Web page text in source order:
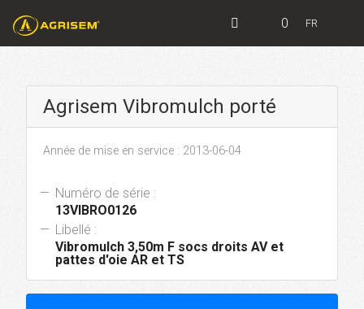
0 FR
Agrisem Vibromulch porté
Année de mise en service : 2013-06-04
Numéro de série :
13VIBRO0126
Libellé :
Vibromulch 3,50m F socs droits AV et
pattes d'oie AR et TS